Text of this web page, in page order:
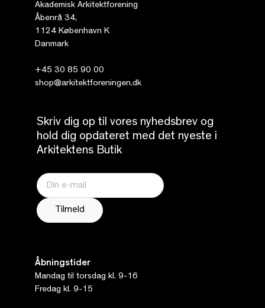
Akademisk Arkitektforening
Åbenrå 34,
1124 København K
Danmark
+45 30 85 90 00
shop@arkitektforeningen.dk
Skriv dig op til vores nyhedsbrev og
hold dig opdateret med det nyeste i
Arkitektens Butik
Åbningstider
Mandag til torsdag kl. 9-16
Fredag kl. 9-15